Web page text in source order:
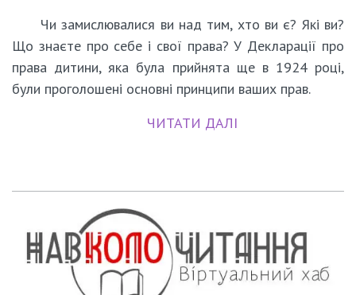
Чи замислювалися ви над тим, хто ви є? Які ви?
Що знаєте про себе і свої права? У Декларації про
права дитини, яка була прийнята ще в 1924 році,
були проголошені основні принципи ваших прав.
ЧИТАТИ ДАЛІ